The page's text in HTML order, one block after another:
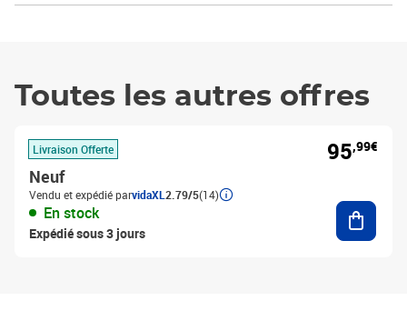
Toutes les autres offres
Livraison Offerte
Neuf
Vendu et expédié parvidaXL 2.79/5(14)
En stock
Expédié sous 3 jours
95,99€